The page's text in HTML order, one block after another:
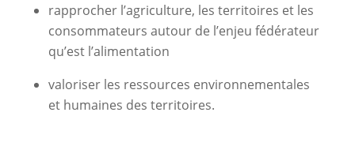
rapprocher l’agriculture, les territoires et les
consommateurs autour de l’enjeu fédérateur
qu’est l’alimentation
valoriser les ressources environnementales
et humaines des territoires.